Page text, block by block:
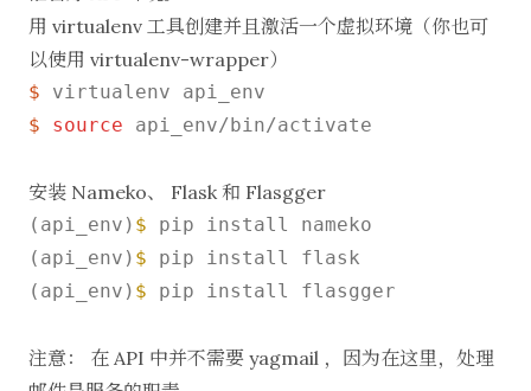
用 virtualenv 工具创建并且激活一个虚拟环境（你也可
以使用 virtualenv-wrapper）
$ virtualenv api_env
$ source api_env/bin/activate
安装 Nameko、 Flask 和 Flasgger
(api_env) $ pip install nameko
(api_env) $ pip install flask
(api_env) $ pip install flasgger
注意： 在 API 中并不需要 yagmail ，因为在这里，处理